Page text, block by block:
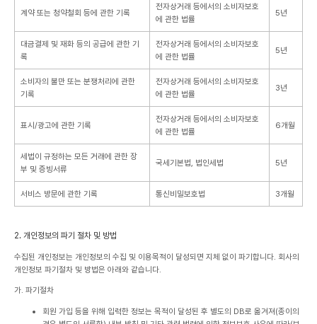
계약 또는 청약철회 등에 관한 기록
전자상거래 등에서의 소비자보호
에 관한 법률
5년
대금결제 및 재화 등의 공급에 관한 기
록
전자상거래 등에서의 소비자보호
에 관한 법률
5년
소비자의 불만 또는 분쟁처리에 관한
기록
전자상거래 등에서의 소비자보호
에 관한 법률
3년
표시/광고에 관한 기록
전자상거래 등에서의 소비자보호
에 관한 법률
6개월
세법이 규정하는 모든 거래에 관한 장
부 및 증빙서류
국세기본법, 법인세법 5년
서비스 방문에 관한 기록 통신비밀보호법 3개월
2. 개인정보의 파기 절차 및 방법
수집된 개인정보는 개인정보의 수집 및 이용목적이 달성되면 지체 없이 파기합니다. 회사의
개인정보 파기절차 및 방법은 아래와 같습니다.
가. 파기절차
회원 가입 등을 위해 입력한 정보는 목적이 달성된 후 별도의 DB로 옮겨져(종이의